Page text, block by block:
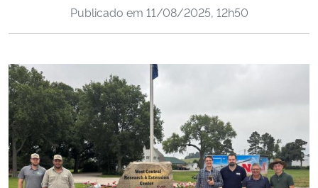
Ministério de Minas e Energia
Ministério da Ciência, Tecnologia, Inovações e Comunicações
Ministério do Meio Ambiente
Ministério do Turismo
Publicado em 11/08/2025, 12h50